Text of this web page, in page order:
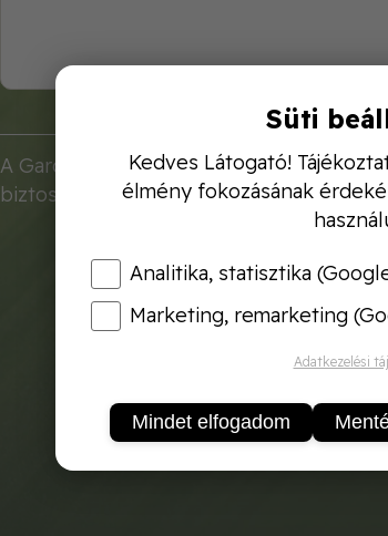
A Garden Flow szórócső és fej 5–10
biztosítja az egyenletes permetezést és
Süti
Kedves Látogató!
élmény fokozásának
Analitika, statisztika
Marketing, remarketing
Adatkezelési
Mindet elfogadom